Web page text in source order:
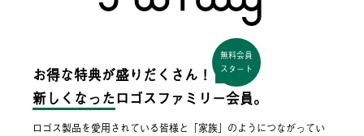
お得な特典が盛りだくさん！
無料会員
スタート
新しくなった ロゴスファミリー会員。
ロゴス製品を愛用されている皆様と「家族」のようにつながってい